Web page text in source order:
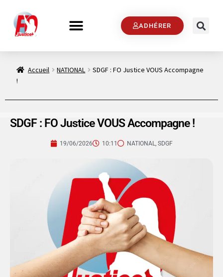
ADHÉRER
Accueil NATIONAL
SDGF : FO Justice VOUS Accompagne
!
SDGF : FO Justice VOUS Accompagne !
19/06/2026 10:11 NATIONAL, SDGF